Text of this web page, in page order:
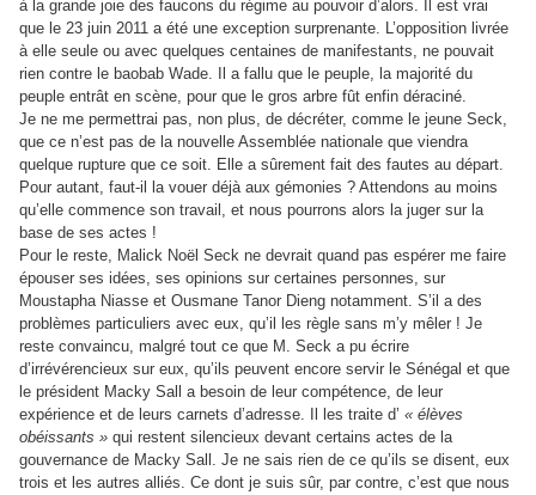
à la grande joie des faucons du régime au pouvoir d’alors. Il est vrai
que le 23 juin 2011 a été une exception surprenante. L’opposition livrée
à elle seule ou avec quelques centaines de manifestants, ne pouvait
rien contre le baobab Wade. Il a fallu que le peuple, la majorité du
peuple entrât en scène, pour que le gros arbre fût enfin déraciné.
Je ne me permettrai pas, non plus, de décréter, comme le jeune Seck,
que ce n’est pas de la nouvelle Assemblée nationale que viendra
quelque rupture que ce soit. Elle a sûrement fait des fautes au départ.
Pour autant, faut-il la vouer déjà aux gémonies ? Attendons au moins
qu’elle commence son travail, et nous pourrons alors la juger sur la
base de ses actes !
Pour le reste, Malick Noël Seck ne devrait quand pas espérer me faire
épouser ses idées, ses opinions sur certaines personnes, sur
Moustapha Niasse et Ousmane Tanor Dieng notamment. S’il a des
problèmes particuliers avec eux, qu’il les règle sans m’y mêler ! Je
reste convaincu, malgré tout ce que M. Seck a pu écrire
d’irrévérencieux sur eux, qu’ils peuvent encore servir le Sénégal et que
le président Macky Sall a besoin de leur compétence, de leur
expérience et de leurs carnets d’adresse.
Il les traite d’ « élèves
obéissants » qui restent silencieux devant certains actes de la
gouvernance de Macky Sall. Je ne sais rien de ce qu’ils se disent, eux
trois et les autres alliés. Ce dont je suis sûr, par contre, c’est que nous